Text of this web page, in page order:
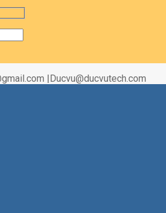
|Ducvu@ducvutech.com